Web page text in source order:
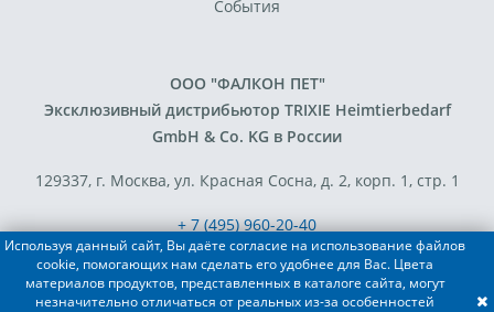
События
ООО "ФАЛКОН ПЕТ"
Эксклюзивный дистрибьютор TRIXIE Heimtierbedarf
GmbH & Co. KG в России
129337, г. Москва, ул. Красная Сосна, д. 2, корп. 1, стр. 1
+ 7 (495) 960-20-40
+ 7 (495) 122-25-18
Разработка сайта - FACE FAMILY
Используя данный сайт, Вы даёте согласие на использование файлов
cookie, помогающих нам сделать его удобнее для Вас. Цвета
материалов продуктов, представленных в каталоге сайта, могут
незначительно отличаться от реальных из-за особенностей